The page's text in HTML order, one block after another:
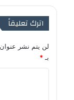
اترك تعليقاً
لن يتم نشر عنوان
بـ*